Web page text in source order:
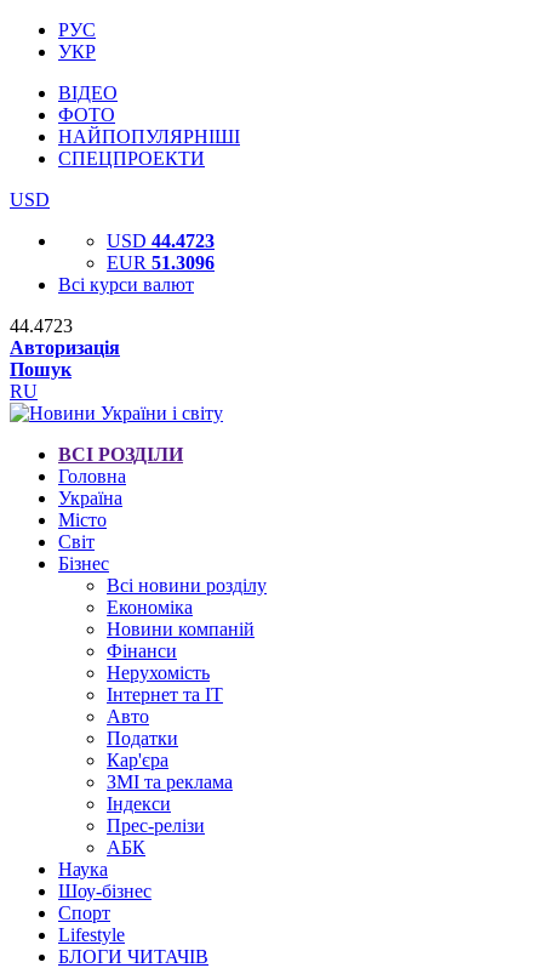
РУС
УКР
ВІДЕО
ФОТО
НАЙПОПУЛЯРНІШІ
СПЕЦПРОЕКТИ
USD
USD 44.4723
EUR 51.3096
Всі курси валют
44.4723
Авторизація
Пошук
RU
ВСІ РОЗДІЛИ
Головна
Україна
Місто
Світ
Бізнес
Всі новини розділу
Економіка
Новини компаній
Фінанси
Нерухомість
Інтернет та IT
Авто
Податки
Кар'єра
ЗМІ та реклама
Індекси
Прес-релізи
АБК
Наука
Шоу-бізнес
Спорт
Lifestyle
БЛОГИ ЧИТАЧІВ